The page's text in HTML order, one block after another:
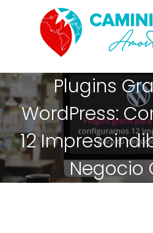
Plugins
WordPress:
12
Negocio